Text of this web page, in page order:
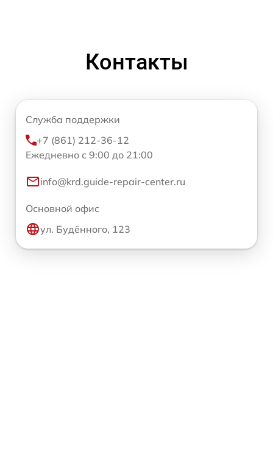
Контакты
Служба поддержки
+7 (861) 212-36-12
Ежедневно с 9:00 до 21:00
info@krd.guide-repair-center.ru
Основной офис
ул. Будённого, 123